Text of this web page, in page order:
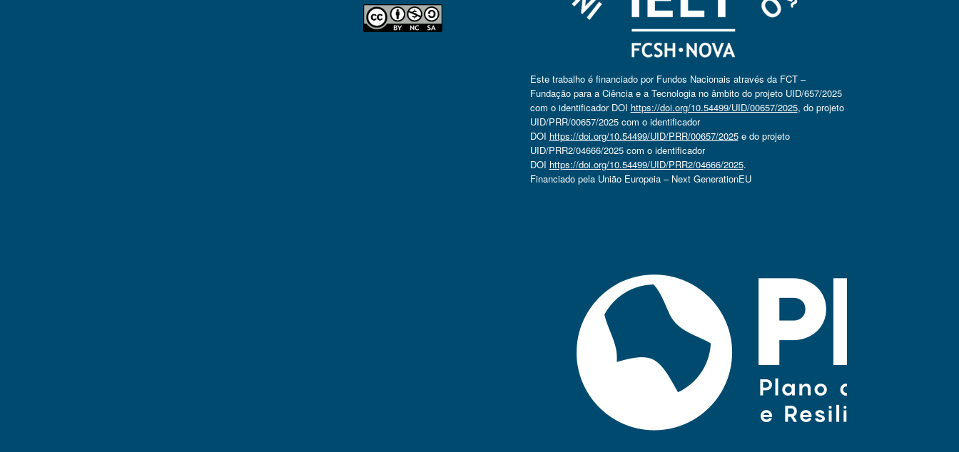
Este trabalho é financiado por Fundos Nacionais através da FCT –
Fundação para a Ciência e a Tecnologia no âmbito do projeto UID/657/2025
com o identificador DOI https://doi.org/10.54499/UID/00657/2025, do projeto
UID/PRR/00657/2025 com o identificador
DOI https://doi.org/10.54499/UID/PRR/00657/2025e do projeto
UID/PRR2/04666/2025 com o identificador
DOI https://doi.org/10.54499/UID/PRR2/04666/2025.
Financiado pela União Europeia – Next GenerationEU